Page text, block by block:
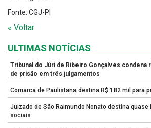
Fonte: CGJ-PI
« Voltar
ULTIMAS NOTÍCIAS
Tribunal do Júri de Ribeiro Gonçalves condena
de prisão em três julgamentos
Comarca de Paulistana destina R$ 182 mil para
Juizado de São Raimundo Nonato destina quase
sociais